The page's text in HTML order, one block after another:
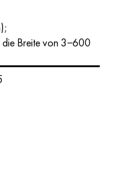
Breite von 3−600